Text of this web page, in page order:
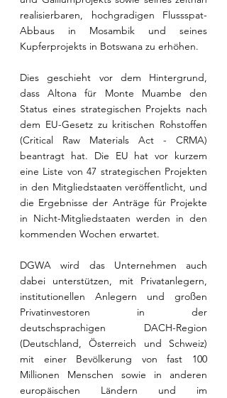
realisierbaren, hochgradigen Flussspat-
Abbaus in Mosambik und seines
Kupferprojekts in Botswana zu erhöhen.
Dies geschieht vor dem Hintergrund,
dass Altona für Monte Muambe den
Status eines strategischen Projekts nach
dem EU-Gesetz zu kritischen Rohstoffen
(Critical Raw Materials Act - CRMA)
beantragt hat. Die EU hat vor kurzem
eine Liste von 47 strategischen Projekten
in den Mitgliedstaaten veröffentlicht, und
die Ergebnisse der Anträge für Projekte
in Nicht-Mitgliedstaaten werden in den
kommenden Wochen erwartet.
DGWA wird das Unternehmen auch
dabei unterstützen, mit Privatanlegern,
institutionellen Anlegern und großen
Privatinvestoren in der
deutschsprachigen DACH-Region
(Deutschland, Österreich und Schweiz)
mit einer Bevölkerung von fast 100
Millionen Menschen sowie in anderen
europäischen Ländern und im